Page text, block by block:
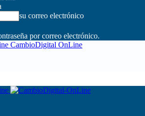
su correo electrónico
por correo electrónico.
CambioDigital OnLine